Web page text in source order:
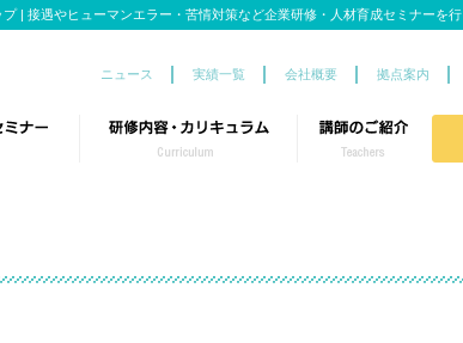
| 接遇やヒューマンエラー・苦情対策など企業研修・人材育成セミナーを
ニュース 実績一覧 会社概要 拠点案内